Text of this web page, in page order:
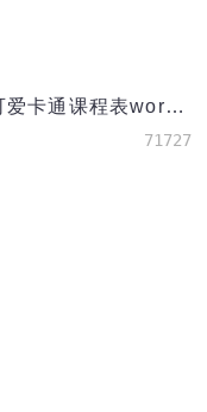
清新可爱卡通课程表word模板
71727